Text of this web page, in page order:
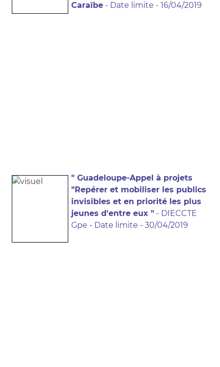
Caraïbe- Date limite - 16/04/2019
" Guadeloupe-Appel à projets
"Repérer et mobiliser les publics
invisibles et en priorité les plus
jeunes d'entre eux "- DIECCTE
Gpe - Date limite - 30/04/2019